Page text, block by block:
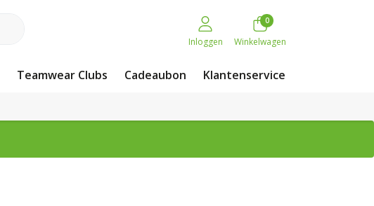
Inloggen
0
Winkelwagen
Teamwear Clubs Cadeaubon Klantenservice